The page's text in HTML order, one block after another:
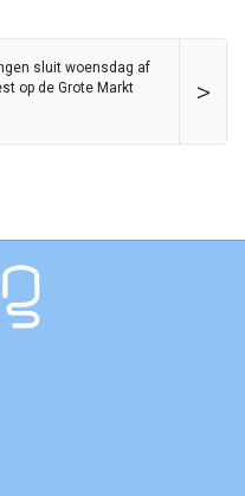
>
sluit woensdag af
op de Grote Markt